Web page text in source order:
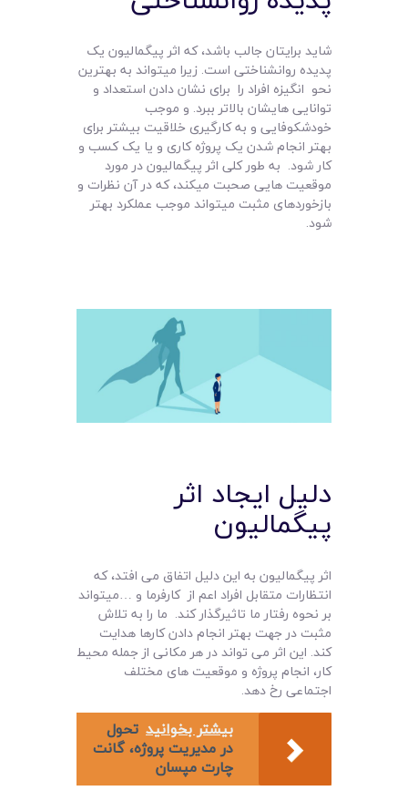
شاید برایتان جالب باشد، که اثر پیگمالیون یک
پدیده روانشناختی است. زیرا میتواند به بهترین
نحو انگیزه افراد را برای نشان دادن استعداد و
توانایی هایشان بالاتر ببرد. و موجب
خودشکوفایی و به کارگیری خلاقیت بیشتر برای
بهتر انجام شدن یک پروژه کاری و یا یک کسب و
کار شود. به طور کلی اثر پیگمالیون در مورد
موقعیت هایی صحبت میکند، که در آن نظرات و
بازخوردهای مثبت میتواند موجب عملکرد بهتر
شود.
دلیل ایجاد اثر
پیگمالیون
اثر پیگمالیون به این دلیل اتفاق می افتد، که
انتظارات متقابل افراد اعم از کارفرما و …میتواند
بر نحوه رفتار ما تاثیرگذار کند. ما را به تلاش
مثبت در جهت بهتر انجام دادن کارها هدایت
کند. این اثر می تواند در هر مکانی از جمله محیط
کار، انجام پروژه و موقعیت های مختلف
اجتماعی رخ دهد.
بیشتر بخوانید تحول
در مدیریت پروژه، گانت
چارت مپسان